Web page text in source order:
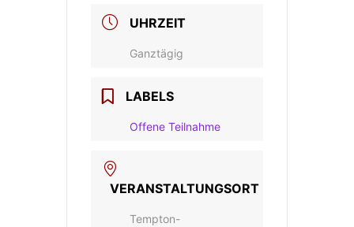
UHRZEIT
Ganztägig
LABELS
Offene Teilnahme
VERANSTALTUNGSORT
Tempton-